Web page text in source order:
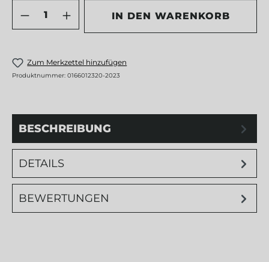
Produkt Anzahl: Gib den
IN DEN WARENKORB
Zum Merkzettel hinzufügen
Produktnummer: 0166012320-2023
BESCHREIBUNG
DETAILS
BEWERTUNGEN